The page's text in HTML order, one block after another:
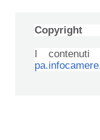
Copyright
I